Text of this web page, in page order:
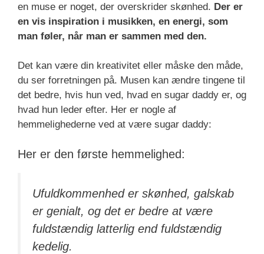
en muse er noget, der overskrider skønhed. Der er
en vis inspiration i musikken, en energi, som
man føler, når man er sammen med den.
Det kan være din kreativitet eller måske den måde,
du ser forretningen på. Musen kan ændre tingene til
det bedre, hvis hun ved, hvad en sugar daddy er, og
hvad hun leder efter. Her er nogle af
hemmelighederne ved at være sugar daddy:
Her er den første hemmelighed:
Ufuldkommenhed er skønhed, galskab
er genialt, og det er bedre at være
fuldstændig latterlig end fuldstændig
kedelig.